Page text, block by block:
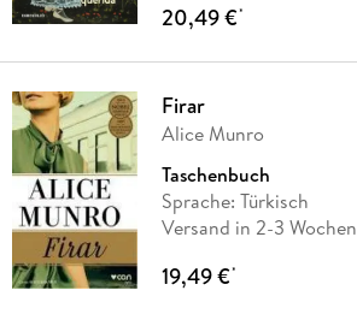
20,49 €*
Firar
Alice Munro
Taschenbuch
Sprache: Türkisch
Versand in 2-3 Wochen
19,49 €*